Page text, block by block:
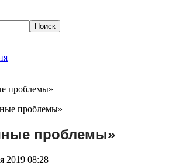
Поиск
проблемы»
проблемы»
2019 08:28